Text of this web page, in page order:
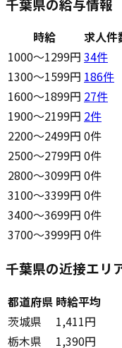
時給
求人件
1000〜1299円 34件
1300〜1599円 186件
1600〜1899円 27件
1900〜2199円 2件
2200〜2499円 0件
2500〜2799円 0件
2800〜3099円 0件
3100〜3399円 0件
3400〜3699円 0件
3700〜3999円 0件
千葉県の近接エリ
都道府県 時給平均
茨城県
1,411円
栃木県
1,390円